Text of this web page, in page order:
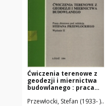
Ćwiczenia terenowe z
geodezji i miernictwa
budowlanego : praca
Przewłocki, Stefan (1933- ).